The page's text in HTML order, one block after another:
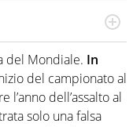
accendono i motori,
e volentieri finisce
del Mondiale. In
del campionato al
l’anno dell’assalto al
solo una falsa